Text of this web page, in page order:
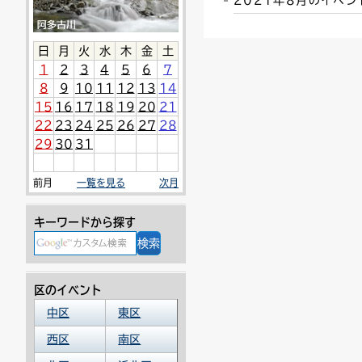
連絡ごみ
ユニバーサルデザイン
日 月 火 水 木 金
土
1
2 3 4 5 6
7
8
9 10 11 12 13 14
15 16 17 18 19 20 21
22 23 24 25 26 27 28
29 30 31
前月 一覧を見る 次月
キーワードから探す
区のイベント
中区
東区
西区 南区